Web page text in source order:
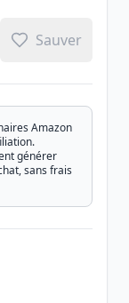
Sauver
Amazon
générer
sans frais